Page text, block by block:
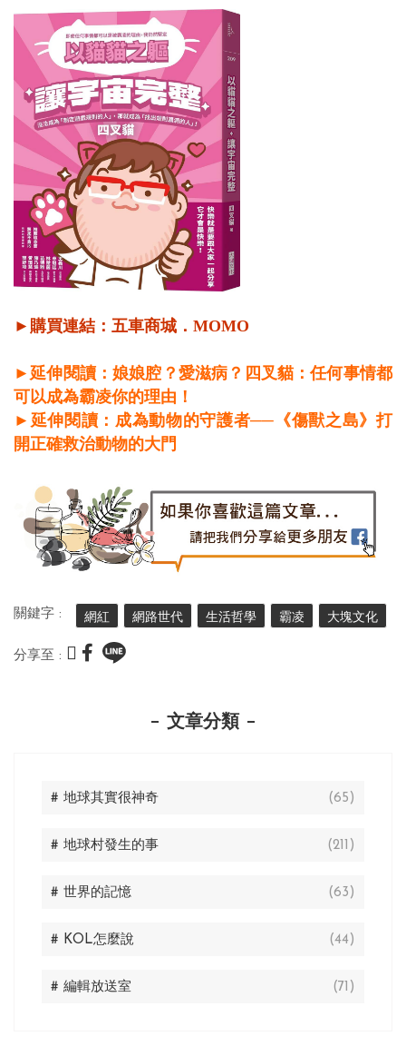
►購買連結： 五車商城 ． MOMO
►延伸閱讀：娘娘腔？愛滋病？四叉貓：任何事情都
可以成為霸凌你的理由！
►延伸閱讀：成為動物的守護者──《傷獸之島》打
開正確救治動物的大門
關鍵字 : 網紅 網路世代 生活哲學 霸凌 大塊文化
分享至 :
文章分類
# 地球其實很神奇 (65)
# 地球村發生的事 (211)
# 世界的記憶 (63)
# KOL怎麼說 (44)
# 編輯放送室 (71)